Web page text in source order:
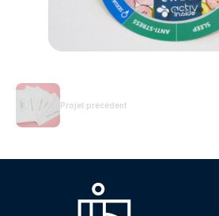
Projet précédent